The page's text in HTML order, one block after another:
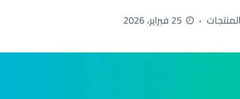
25 فبراير، 2026